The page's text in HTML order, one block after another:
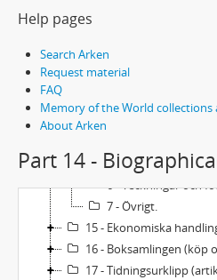
Help pages
Search Arken
Request material
FAQ
Memory of the World collections
About Arken
Part 14 -
12 - Manuskript:
14 - Biographica.
1 -
2 - Kallelse till
5 - Inbjudningskort,
6 - Teckningar och
7 - Övrigt.
15 - Ekonomiska
16 - Boksamlingen (köp
17 - Tidningsurklipp